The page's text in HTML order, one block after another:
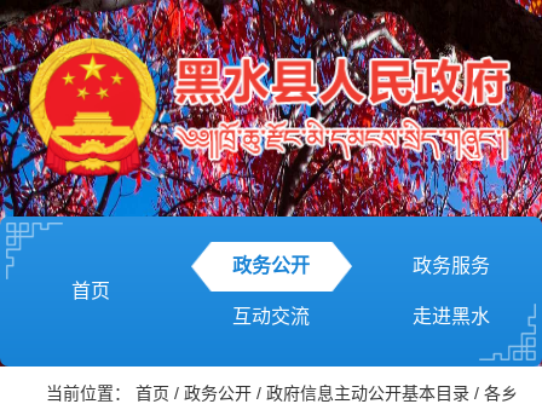
首页
政务公开 政务服务
互动交流 走进黑水
当前位置：首页 /政务公开 /政府信息主动公开基本目录 /各乡